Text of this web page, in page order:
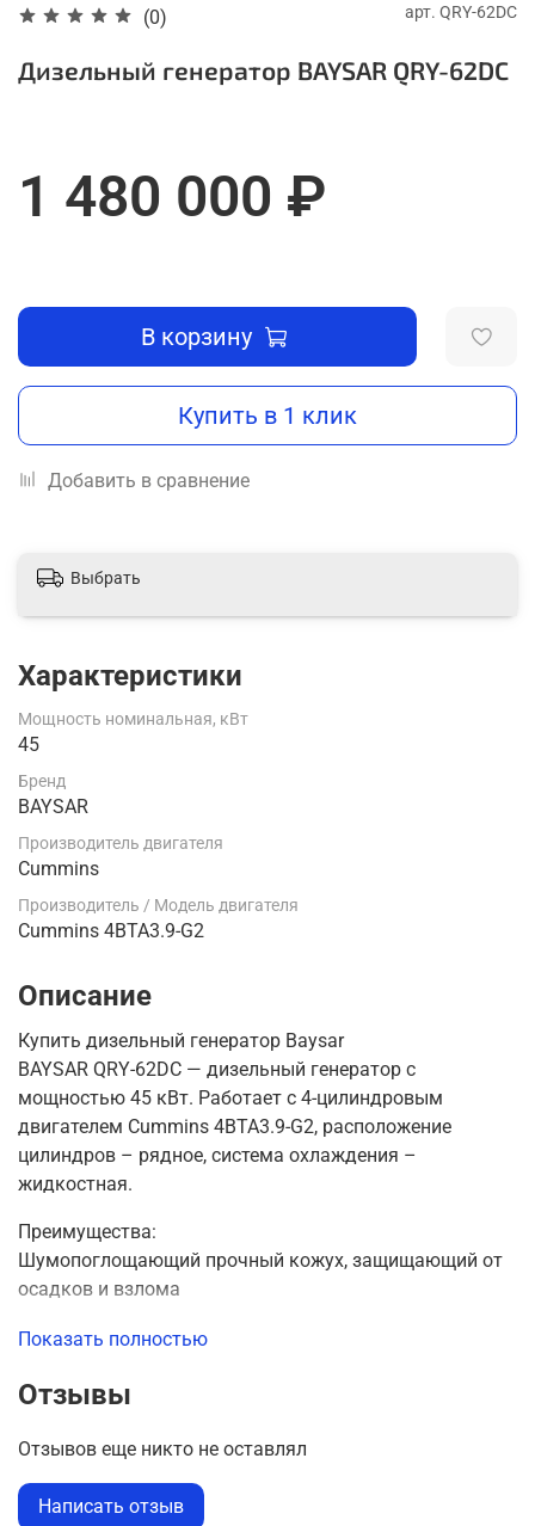
(0) арт. QRY-62DС
Дизельный генератор BAYSAR QRY-62DС
1 480 000 ₽
В корзину
Купить в 1 клик
Добавить в сравнение
Выбрать
Характеристики
Мощность номинальная, кВт
45
Бренд
BAYSAR
Производитель двигателя
Cummins
Производитель / Модель двигателя
Cummins 4BTA3.9-G2
Описание
Купить дизельный генератор Baysar
BAYSAR QRY-62DС — дизельный генератор с
мощностью 45 кВт. Работает с 4-цилиндровым
двигателем Cummins 4BTA3.9-G2, расположение
цилиндров – рядное, система охлаждения –
жидкостная.
Преимущества:
Шумопоглощающий прочный кожух, защищающий от
осадков и взлома
Альтернатор STAMFORD S1L2-Y1 – 4-полюсный
обеспечивающий стабильное напряжение
Контроллер DATACOM D300 – блок управления нового
регулировать его параметры
Показать полностью
Отзывы
Отзывов еще никто не оставлял
Написать отзыв